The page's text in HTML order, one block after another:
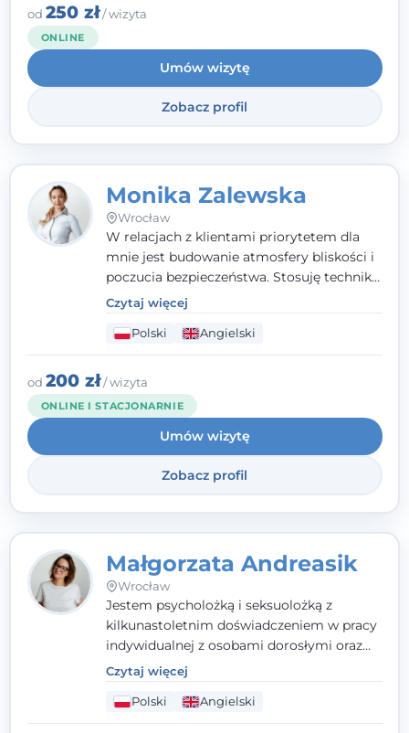
należę do Polskiego Towarzystwa
pierwszym miejscu stawiam budowanie
atmosfery bezpieczeństwa i zrozumienia w
relacjach z Klientami. Istotna dla nie jest
również koncentracja na dostępnych
zasobach.
od 250 zł/ wizyta
ONLINE
Umów wizytę
Zobacz profil
Monika Zalewska
Wrocław
W relacjach z klientami priorytetem dla
mnie jest budowanie atmosfery bliskości i
poczucia bezpieczeństwa. Stosuję techniki
poznawczo-behawioralne oraz metody,
które koncentrują się na rozwiązaniach
(TSR). Te polegają na osiąganiu
zamierzonych celów (doprowadzeniu do
rozwiązania trudnych sytuacji) poprzez
identyfikowanie i wzmacnianie zasobów
oraz mocnych stron klienta. W swojej
pracy korzystam także z metod dialogu
motywacyjnego itreningu uważności.
Czytaj więcej
Polski Angielski
od 200 zł/ wizyta
ONLINE I STACJONARNIE
Umów wizytę
Zobacz profil
Małgorzata Andreasik
Wrocław
Jestem psycholożką i seksuolożką z
kilkunastoletnim doświadczeniem w pracy
indywidualnej z osobami dorosłymi oraz
parami. Specjalizuję się w obszarze zdrowia
seksualnego, żałoby, kryzysów życiowych i
wypalenia zawodowego. Pracuję w języku
polskim i angielskim, w podejściu
Czytaj więcej
Polski Angielski